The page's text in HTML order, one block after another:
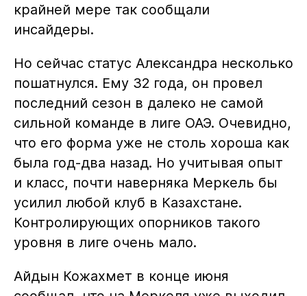
крайней мере так сообщали
инсайдеры.
Но сейчас статус Александра несколько
пошатнулся. Ему 32 года, он провел
последний сезон в далеко не самой
сильной команде в лиге ОАЭ. Очевидно,
что его форма уже не столь хороша как
была год-два назад. Но учитывая опыт
и класс, почти наверняка Меркель бы
усилил любой клуб в Казахстане.
Контролирующих опорников такого
уровня в лиге очень мало.
Айдын Кожахмет в конце июня